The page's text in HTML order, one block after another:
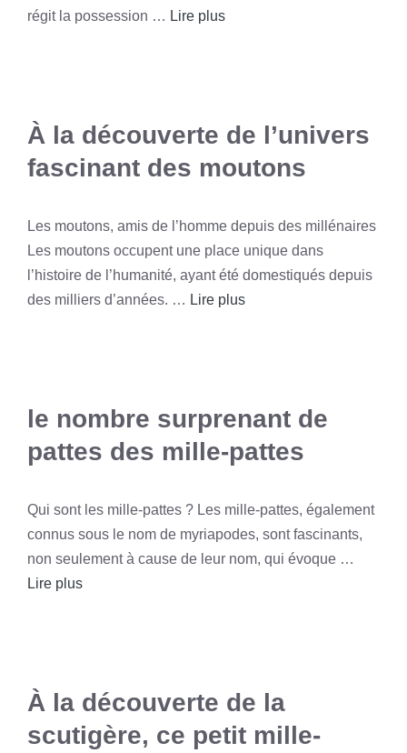
régit la possession … Lire plus
À la découverte de l’univers
fascinant des moutons
Les moutons, amis de l’homme depuis des millénaires
Les moutons occupent une place unique dans
l’histoire de l’humanité, ayant été domestiqués depuis
des milliers d’années. … Lire plus
le nombre surprenant de
pattes des mille-pattes
Qui sont les mille-pattes ? Les mille-pattes, également
connus sous le nom de myriapodes, sont fascinants,
non seulement à cause de leur nom, qui évoque …
Lire plus
À la découverte de la
scutigère, ce petit mille-